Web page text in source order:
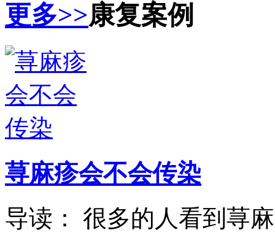
更多>>康复案例
荨麻疹会不会传染
导读： 很多的人看到荨